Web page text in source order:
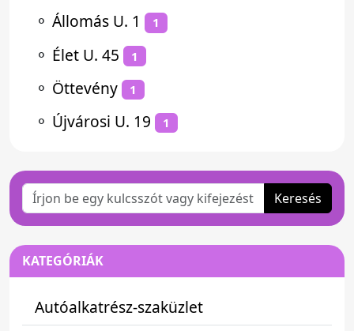
⚬ Állomás U. 1 1
⚬ Élet U. 45 1
⚬ Öttevény 1
⚬ Újvárosi U. 19 1
Keresés
KATEGÓRIÁK
Autóalkatrész-szaküzlet